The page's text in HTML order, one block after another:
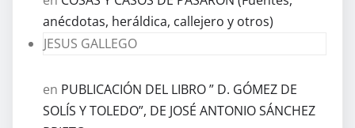
anécdotas, heráldica, callejero y otros)
JESUS GALLEGO
en PUBLICACIÓN DEL LIBRO ” D. GÓMEZ DE
SOLÍS Y TOLEDO”, DE JOSÉ ANTONIO SÁNCHEZ